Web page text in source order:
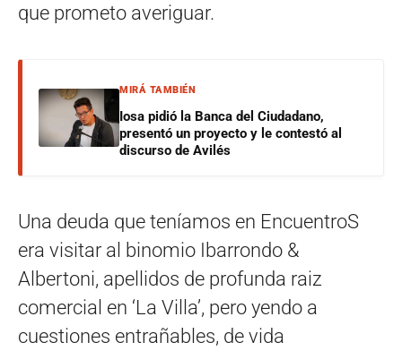
que prometo averiguar.
MIRÁ TAMBIÉN
Iosa pidió la Banca del Ciudadano,
presentó un proyecto y le contestó al
discurso de Avilés
Una deuda que teníamos en EncuentroS
era visitar al binomio Ibarrondo &
Albertoni, apellidos de profunda raiz
comercial en ‘La Villa’, pero yendo a
cuestiones entrañables, de vida